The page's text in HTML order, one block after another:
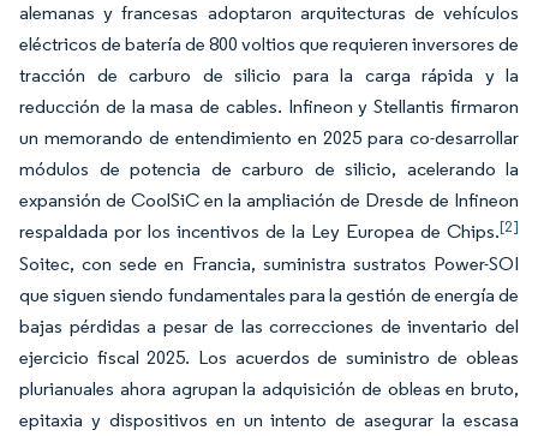
alemanas y francesas adoptaron arquitecturas de vehículos
eléctricos de batería de 800 voltios que requieren inversores de
tracción de carburo de silicio para la carga rápida y la
reducción de la masa de cables. Infineon y Stellantis firmaron
un memorando de entendimiento en 2025 para co-desarrollar
módulos de potencia de carburo de silicio, acelerando la
expansión de CoolSiC en la ampliación de Dresde de Infineon
respaldada por los incentivos de la Ley Europea de Chips.[2]
Soitec, con sede en Francia, suministra sustratos Power-SOI
que siguen siendo fundamentales para la gestión de energía de
bajas pérdidas a pesar de las correcciones de inventario del
ejercicio fiscal 2025. Los acuerdos de suministro de obleas
plurianuales ahora agrupan la adquisición de obleas en bruto,
epitaxia y dispositivos en un intento de asegurar la escasa